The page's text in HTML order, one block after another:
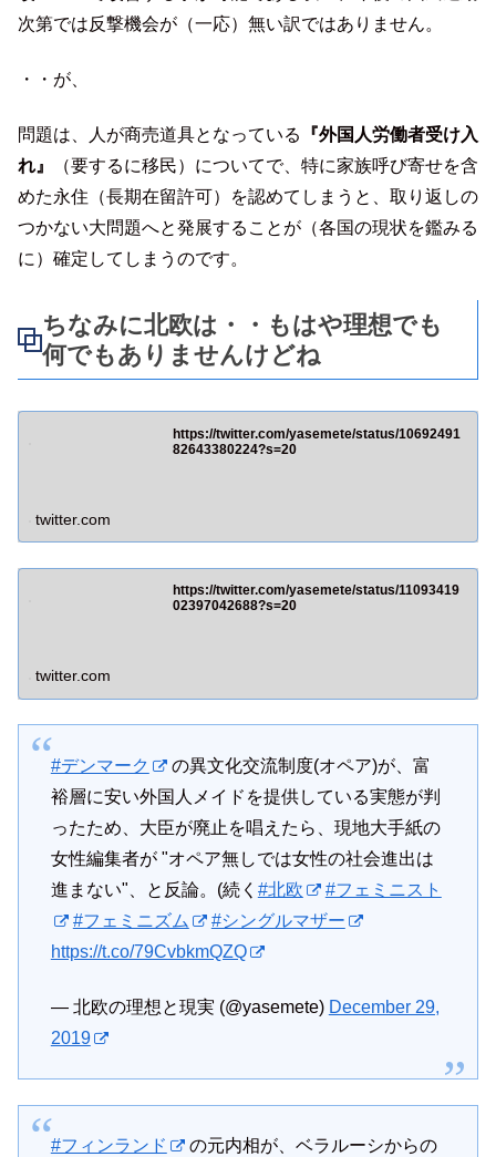
次第では反撃機会が（一応）無い訳ではありません。
・・が、
問題は、人が商売道具となっている
『外国人労働者受け入
れ』
（要するに移民）についてで、特に家族呼び寄せを含
めた永住（長期在留許可）を認めてしまうと、取り返しの
つかない大問題へと発展することが（各国の現状を鑑みる
に）確定してしまうのです。
ちなみに北欧は・・もはや理想でも
何でもありませんけどね
https://twitter.com/yasemete/status/10692491
82643380224?s=20
twitter.com
https://twitter.com/yasemete/status/11093419
02397042688?s=20
twitter.com
#デンマーク
の異文化交流制度(オペア)が、富
裕層に安い外国人メイドを提供している実態が判
ったため、大臣が廃止を唱えたら、現地大手紙の
女性編集者が "オペア無しでは女性の社会進出は
進まない"、と反論。(続く #北欧
#フェミニスト
#フェミニズム
#シングルマザー
https://t.co/79CvbkmQZQ
— 北欧の理想と現実 (@yasemete) December 29,
2019
#フィンランド
の元内相が、ベラルーシからの